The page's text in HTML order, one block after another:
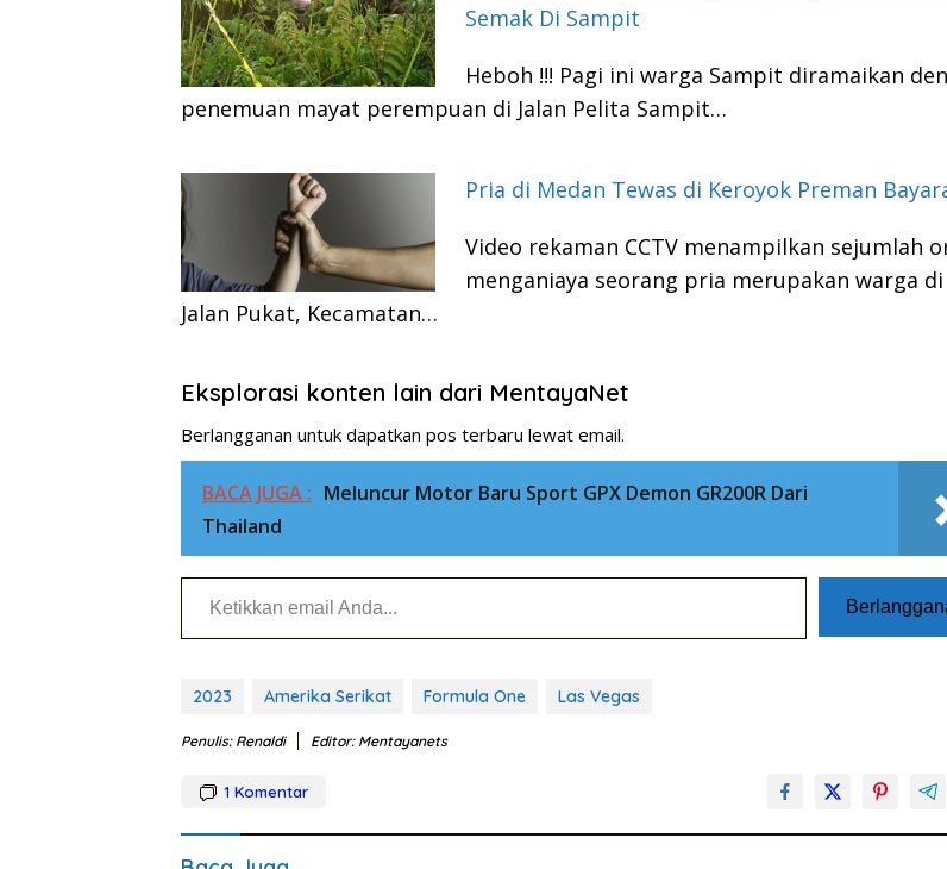
Semak Di Sampit
Heboh !!! Pagi ini warga Sampit diramaikan
penemuan mayat perempuan di Jalan Pelita Sampit…
Pria di Medan Tewas di Keroyok Preman
Video rekaman CCTV menampilkan sejumlah
menganiaya seorang pria merupakan warga di
Jalan Pukat, Kecamatan…
Eksplorasi konten lain dari MentayaNet
Berlangganan untuk dapatkan pos terbaru lewat email.
BACA JUGA : Meluncur Motor Baru Sport GPX Demon GR200R Dari
Thailand
Ketikkan email Anda...
2023 Amerika Serikat Formula One Las Vegas
Penulis: Renaldi Editor: Mentayanets
1 Komentar